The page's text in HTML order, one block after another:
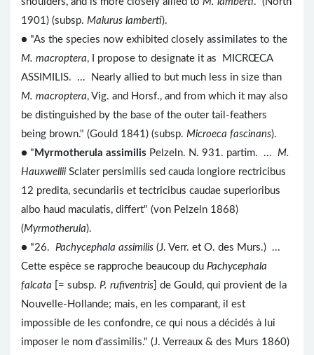
1901) (subsp. Malurus lamberti).
● "As the species now exhibited closely assimilates to the
M. macroptera, I propose to designate it as MICRŒCA
ASSIMILIS. ... Nearly allied to but much less in size than
M. macroptera, Vig. and Horsf., and from which it may also
be distinguished by the base of the outer tail-feathers
being brown." (Gould 1841) (subsp. Microeca fascinans).
● " Myrmotherula assimilis Pelzeln. N. 931. partim. ... M.
Hauxwellii Sclater persimilis sed cauda longiore rectricibus
12 predita, secundariis et tectricibus caudae superioribus
albo haud maculatis, differt" (von Pelzeln 1868)
(Myrmotherula).
● "26. Pachycephala assimilis (J. Verr. et O. des Murs.) ...
Cette espèce se rapproche beaucoup du Pachycephala
falcata [= subsp. P. rufiventris ] de Gould, qui provient de la
Nouvelle-Hollande; mais, en les comparant, il est
impossible de les confondre, ce qui nous a décidés à lui
imposer le nom d'assimilis." (J. Verreaux & des Murs 1860)